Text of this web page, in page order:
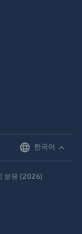
한국어
보유 (2026)